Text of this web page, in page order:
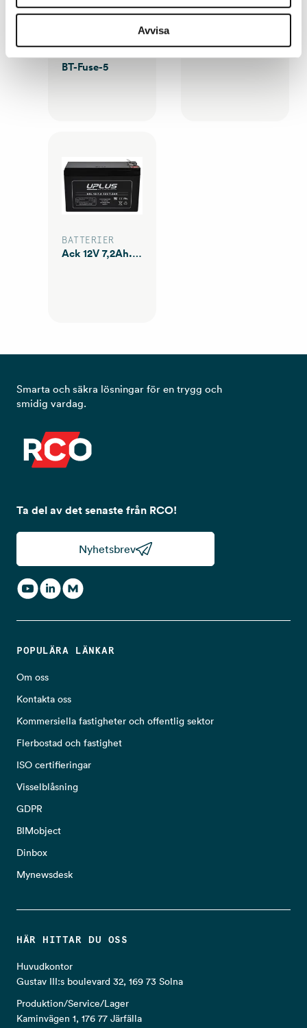
Avvisa
BT-Fuse-5
Ack 12V 12Ah. 3-5 år Design Life Inkl. miljöavg
BATTERIER
Ack 12V 7,2Ah. 10-12år High Performance inkl. miljöavg
Ta del av det senaste från RCO!
Nyhetsbrev
Smarta och säkra lösningar för en trygg och
smidig vardag.
POPULÄRA LÄNKAR
Om oss
Kontakta oss
Kommersiella fastigheter och offentlig sektor
Flerbostad och fastighet
ISO certifieringar
Visselblåsning
GDPR
BIMobject
Dinbox
Mynewsdesk
HÄR HITTAR DU OSS
Huvudkontor
Gustav III:s boulevard 32, 169 73 Solna
Produktion/Service/Lager
Kaminvägen 1, 176 77 Järfälla